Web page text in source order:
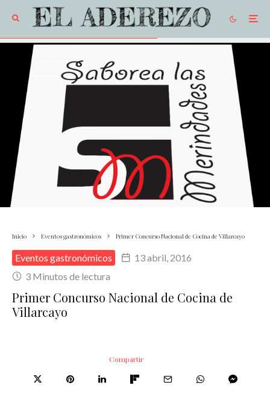
Inicio Eventos gastronómicos Primer Concurso Nacional de Cocina de Villarcayo
Eventos gastronómicos
13 abril, 2016
3 Minutos de lectura
Primer Concurso Nacional de Cocina de
Villarcayo
Compartir